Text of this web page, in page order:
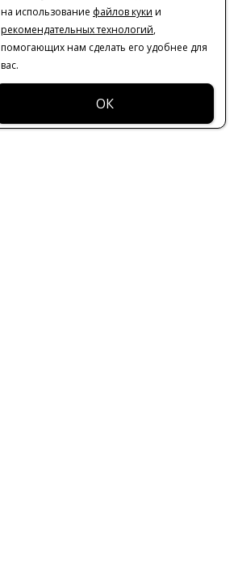
на использование файлов куки и
рекомендательных технологий,
помогающих нам сделать его удобнее для
вас.